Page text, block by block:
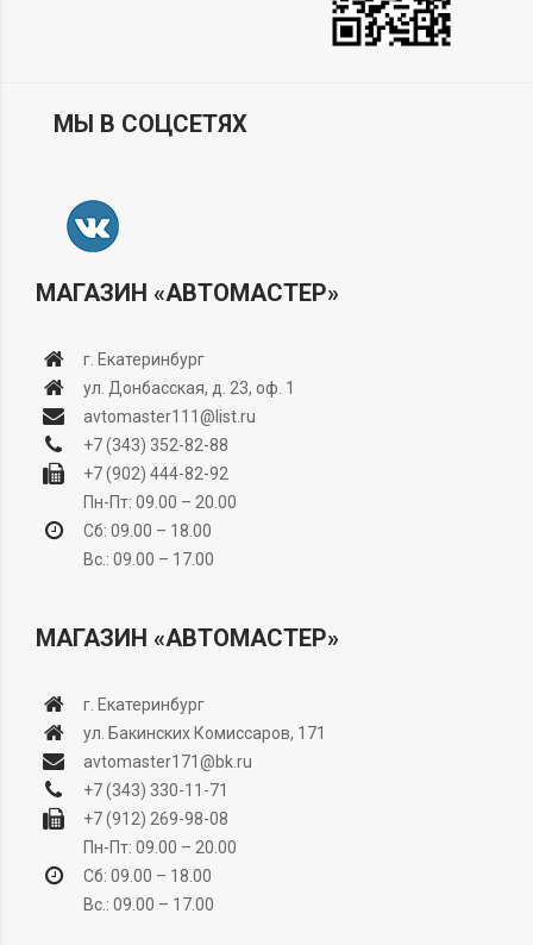
МЫ В СОЦСЕТЯХ
МАГАЗИН «АВТОМАСТЕР»
г. Екатеринбург
ул. Донбасская, д. 23, оф. 1
avtomaster111@list.ru
+7 (343) 352-82-88
+7 (902) 444-82-92
Пн-Пт: 09.00 – 20.00
Сб: 09.00 – 18.00
Вс.: 09.00 – 17.00
МАГАЗИН «АВТОМАСТЕР»
г. Екатеринбург
ул. Бакинских Комиссаров, 171
avtomaster171@bk.ru
+7 (343) 330-11-71
+7 (912) 269-98-08
Пн-Пт: 09.00 – 20.00
Сб: 09.00 – 18.00
Вс.: 09.00 – 17.00